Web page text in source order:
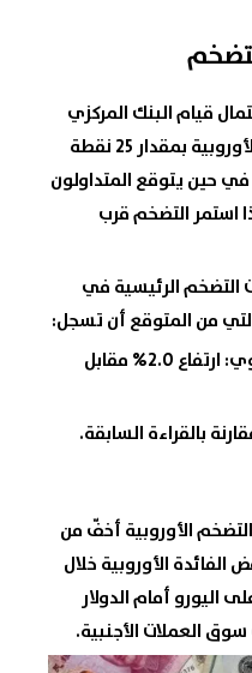
قيامالبنك المركزي
بمقدار 25 نقطة
فبراير لا يتجاوز 10%، في حين يتوقع المتداولون
طوال 2025 إذا استمر التضخم قرب
التضخمالرئيسية في
من المتوقع أن تسجل:
مؤشر أسعار المستهلكين السنوي: ارتفاع 2.0% مقابل
الأوروبية أخفّ من
الفائدة الأوروبية خلال
اليورو أمامالدولار
سوق العملات الأجنبية.